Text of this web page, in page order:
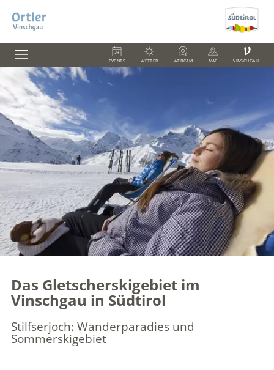
EVENTS WETTER WEBCAM MAP
V
VINSCHGAU
Das Gletscherskigebiet im
Vinschgau in Südtirol
Stilfserjoch: Wanderparadies und
Sommerskigebiet